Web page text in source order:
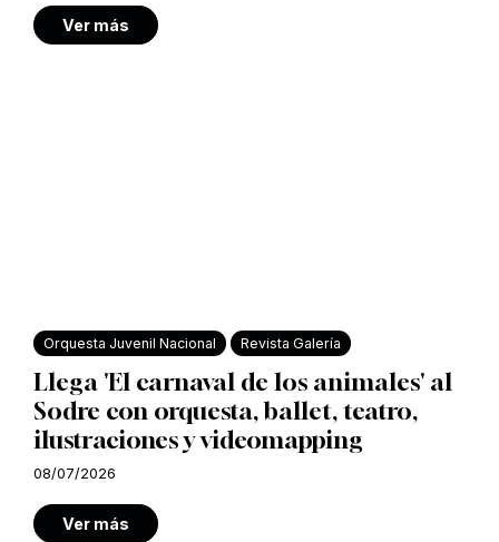
Ver más
Orquesta Juvenil Nacional Revista Galería
Llega 'El carnaval de los animales' al
Sodre con orquesta, ballet, teatro,
ilustraciones y videomapping
08/07/2026
Ver más